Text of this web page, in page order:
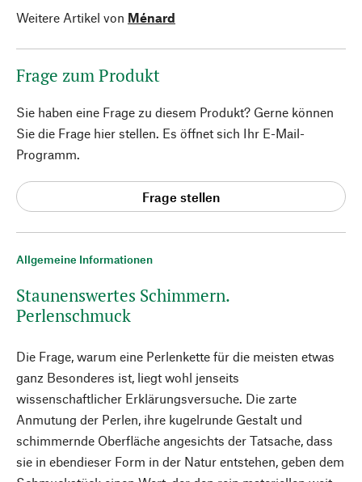
Allgemeine Informationen
Staunenswertes Schimmern.
Perlenschmuck
Die Frage, warum eine Perlenkette für die meisten etwas
ganz Besonderes ist, liegt wohl jenseits
wissenschaftlicher Erklärungsversuche. Die zarte
Anmutung der Perlen, ihre kugelrunde Gestalt und
schimmernde Oberfläche angesichts der Tatsache, dass
sie in ebendieser Form in der Natur entstehen, geben dem
Weitere Artikel von Ménard
Frage zum Produkt
Sie haben eine Frage zu diesem Produkt? Gerne können
Sie die Frage hier stellen. Es öffnet sich Ihr E-Mail-
Programm.
Frage stellen